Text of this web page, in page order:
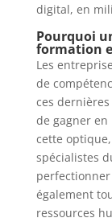
digital, en
Pourquoi
formation
Les
de
ces
de gagner
cette
spécialistes
également
ressources